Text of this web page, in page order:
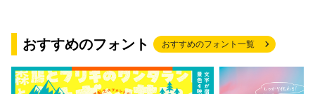
おすすめのフォント おすすめのフォント一覧